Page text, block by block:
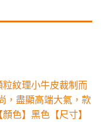
粒紋理小牛皮裁制而
，盡顯高端大氣，款
色】黑色【尺寸】